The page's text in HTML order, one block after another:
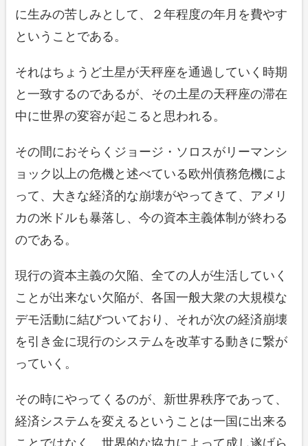
に生みの苦しみとして、２年程度の年月を費やす
ということである。
それはちょうど土星が天秤座を通過していく時期
と一致するのであるが、その土星の天秤座の滞在
中に世界の変容が起こると思われる。
その間におそらくジョージ・ソロスがリーマンシ
ョック以上の危機と述べている欧州債務危機によ
って、大きな経済的な崩壊がやってきて、アメリ
カの米ドルも暴落し、今の資本主義体制が終わる
のである。
現行の資本主義の欠陥、全ての人が生活していく
ことが出来ない欠陥が、各国一般大衆の大規模な
デモ活動に結びついており、それが次の経済崩壊
を引き金に現行のシステムを改革する動きに繋が
っていく。
その時にやってくるのが、新世界秩序であって、
経済システムを変えるということは一国に出来る
ことではなく、世界的な協力によって成し遂げら